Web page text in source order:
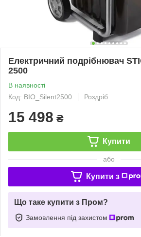
Електричний подрібнювач
2500
В наявності
Код: BIO_Silent2500
Роздріб
15 498 ₴
Купити
або
Купити з
Що таке купити з Пром?
Замовлення під захистом